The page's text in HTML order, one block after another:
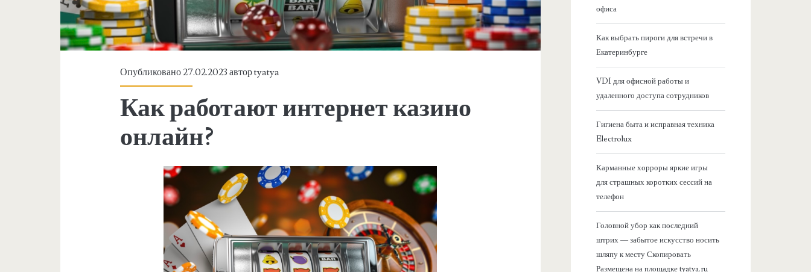
Опубликовано 27.02.2023 авторtyatya
Как работают интернет казино
онлайн?
офиса
Как выбрать пироги для встречи в
Екатеринбурге
VDI для офисной работы и
удаленного доступа сотрудников
Гигиена быта и исправная техника
Electrolux
Карманные хорроры яркие игры
для страшных коротких сессий на
телефон
Головной убор как последний
штрих — забытое искусство носить
шляпу к месту Скопировать
Размещена на площадке tyatya.ru